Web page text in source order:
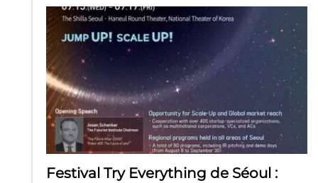
Festival Try Everything de Séoul :